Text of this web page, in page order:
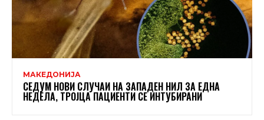
МАКЕДОНИЈА
СЕДУМ НОВИ СЛУЧАИ НА ЗАПАДЕН НИЛ ЗА ЕДНА
НЕДЕЛА, ТРОЈЦА ПАЦИЕНТИ СЕ ИНТУБИРАНИ